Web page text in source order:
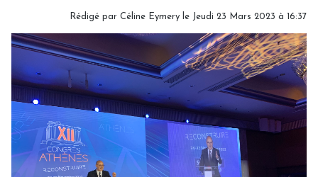
Rédigé par Céline Eymery le Jeudi 23 Mars 2023 à 16:37